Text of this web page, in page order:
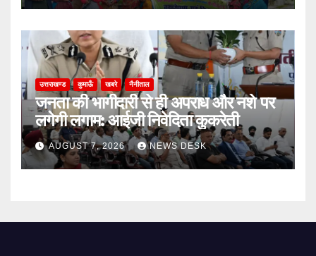
उत्तराखण्ड कुमाऊँ खबरे नैनीताल
जनता की भागीदारी से ही अपराध और नशे पर
लगेगी लगाम: आईजी निवेदिता कुकरेती
AUGUST 7, 2026 NEWS DESK